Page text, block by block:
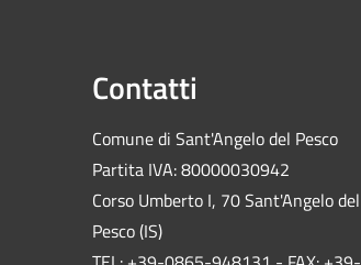
Contatti
Comune di Sant'Angelo del Pesco
Partita IVA: 80000030942
Corso Umberto I, 70 Sant'Angelo del
Pesco (IS)